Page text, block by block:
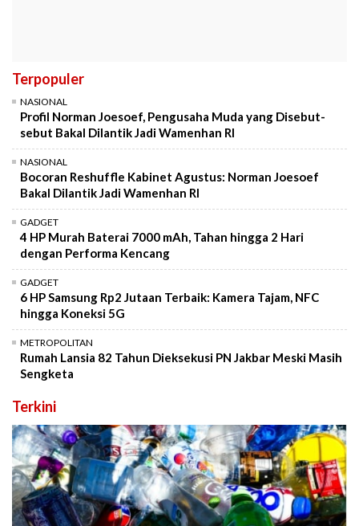
Terpopuler
NASIONAL
Profil Norman Joesoef, Pengusaha Muda yang Disebut-
sebut Bakal Dilantik Jadi Wamenhan RI
NASIONAL
Bocoran Reshuffle Kabinet Agustus: Norman Joesoef
Bakal Dilantik Jadi Wamenhan RI
GADGET
4 HP Murah Baterai 7000 mAh, Tahan hingga 2 Hari
dengan Performa Kencang
GADGET
6 HP Samsung Rp2 Jutaan Terbaik: Kamera Tajam, NFC
hingga Koneksi 5G
METROPOLITAN
Rumah Lansia 82 Tahun Dieksekusi PN Jakbar Meski Masih
Sengketa
Terkini